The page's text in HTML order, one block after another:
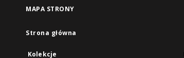
MAPA STRONY
Strona główna
Kolekcje